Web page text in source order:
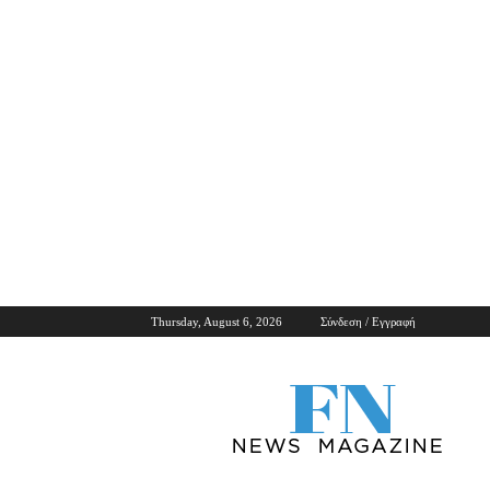
Thursday, August 6, 2026 Σύνδεση / Εγγραφή